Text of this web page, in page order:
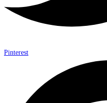
Pinterest